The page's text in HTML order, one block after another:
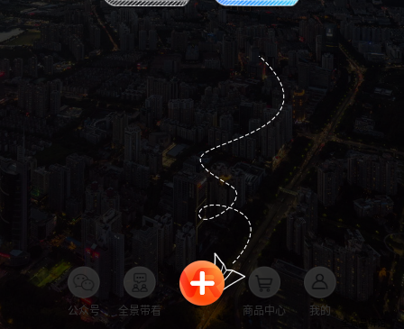
全景品牌馆
公众号 全景带看 商品中心 我的